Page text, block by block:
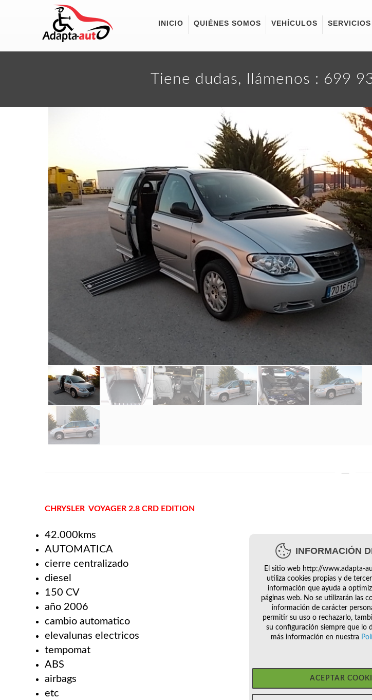
INICIO QUIÉNES SOMOS VEHÍCULOS SERVICIOS
Tiene dudas, llámenos : 699
CHRYSLER VOYAGER 2.8 CRD EDITION
42.000kms
AUTOMATICA
cierre centralizado
diesel
150 CV
año 2006
cambio automatico
elevalunas electricos
tempomat
ABS
airbags
etc
INFORMACIÓN
El sitio web http://www.adapta-
utiliza cookies propias y de
información que ayuda a
páginas web. No se utilizarán las
información de carácter
permitir su uso o rechazarlo,
su configuración siempre que lo
más información en nuestra
ACEPTAR